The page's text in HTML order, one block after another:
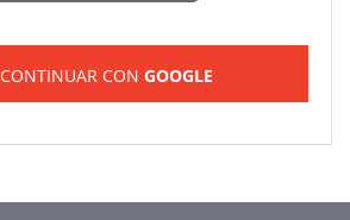
CONTINUAR CON GOOGLE